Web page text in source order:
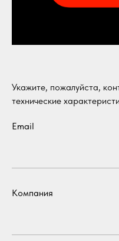
Укажите, пожалуйста,
технические
Email
Компания